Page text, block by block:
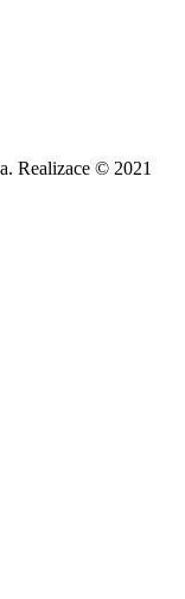
Realizace © 2021